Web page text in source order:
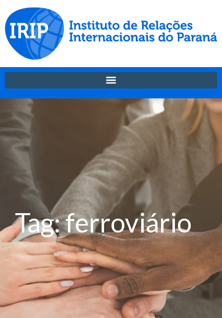
Tag: ferroviário